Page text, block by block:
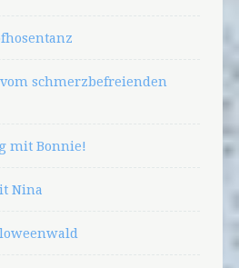
schmerzbefreienden
mit Bonnie!
Nina